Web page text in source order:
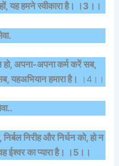
यह हमने स्वीकारा है। ।3।।
हो, अपना-अपना कर्म करें सब,
यहअभियान हमारा है।
।4।।
निरीह और निर्धन को, हो न
ईश्वर का प्यारा है। ।5।।